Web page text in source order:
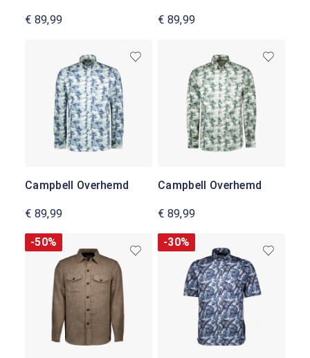
€ 89,99 € 89,99
Campbell Overhemd
€ 89,99
Campbell Overhemd
€ 89,99
-50% -30%